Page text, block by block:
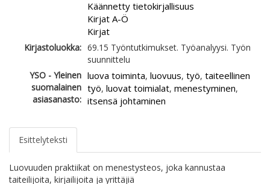
Käännetty tietokirjallisuus
Kirjat A-Ö
Kirjat
Kirjastoluokka: 69.15 Työntutkimukset. Työanalyysi. Työn
suunnittelu
YSO - Yleinen
suomalainen
asiasanasto:
luova toiminta, luovuus, työ, taiteellinen
työ, luovat toimialat, menestyminen,
itsensä johtaminen
Esittelyteksti
Luovuuden praktiikat on menestysteos, joka kannustaa
taiteilijoita, kirjailijoita ja yrittäjiä